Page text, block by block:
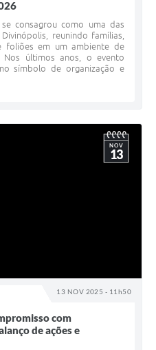
consagrou como uma das
reunindo famílias,
foliões em um ambiente de
Nos últimos anos, o evento
símbolo de organização e
13 NOV 2025 - 11h50
NOV
13
com
de ações e